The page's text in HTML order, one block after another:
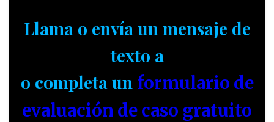
Llama o envía un mensaje de
texto a
o completa un formulario de
evaluación de caso gratuito